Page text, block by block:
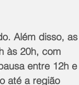
Além disso, as
às 20h, com
entre 12h e
até a região